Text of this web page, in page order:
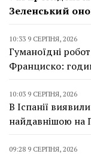
Зеленський
10:33 9 СЕРПНЯ, 2026
Гуманоїдні
Франциско:
10:03 9 СЕРПНЯ, 2026
В Іспанії
найдавнішою на
09:28 9 СЕРПНЯ, 2026